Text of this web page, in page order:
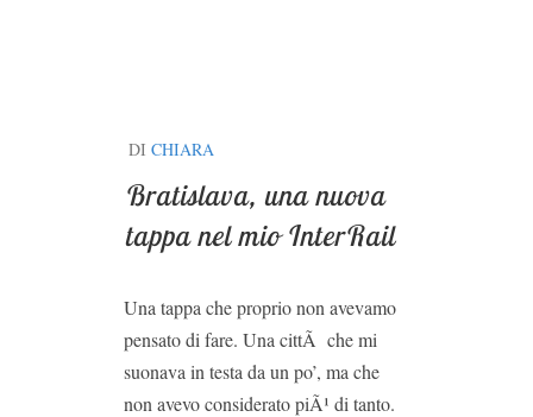
DI CHIARA
Bratislava, una nuova
tappa nel mio InterRail
Una tappa che proprio non avevamo
pensato di fare. Una cittÃ che mi
suonava in testa da un po’, ma che
non avevo considerato piÃ¹ di tanto.